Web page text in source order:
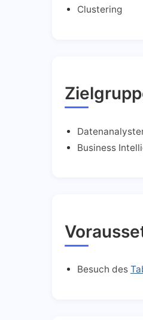
Clustering
Business
Besuch des